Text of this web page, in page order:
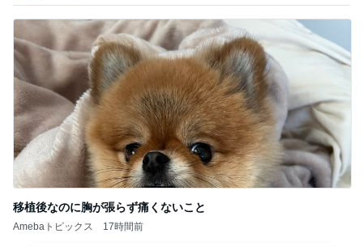
移植後なのに胸が張らず痛くないこと
Amebaトピックス 17時間前